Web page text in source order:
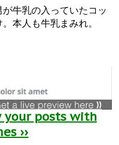
牛乳の入っていたコッ
本人も牛乳まみれ。
your posts with
››